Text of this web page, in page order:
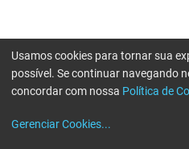
Usamos cookies para tornar sua
possível. Se continuar navegando
concordar com nossa Política de
Gerenciar Cookies...
Erro ao enviar informações, por